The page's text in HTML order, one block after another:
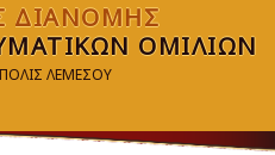
ΔΙΑΝΟΜΗΣ
ΟΜΙΛΙΩΝ
ΛΕΜΕΣΟΥ